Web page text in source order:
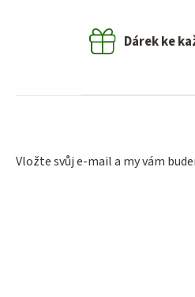
Dárek ke
Vložte svůj e-mail a my vám